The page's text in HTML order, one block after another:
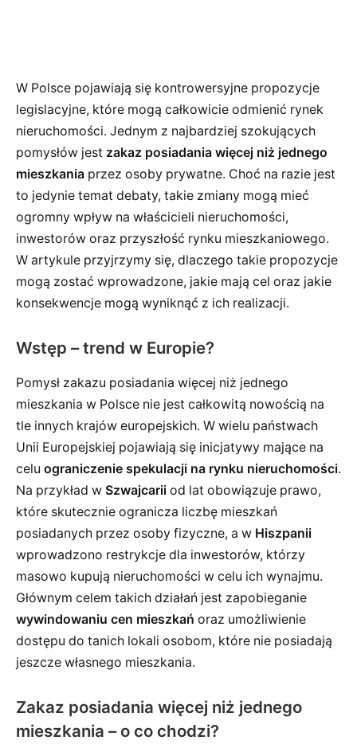
W Polsce pojawiają się kontrowersyjne propozycje
legislacyjne, które mogą całkowicie odmienić rynek
nieruchomości. Jednym z najbardziej szokujących
pomysłów jest zakaz posiadania więcej niż jednego
mieszkania przez osoby prywatne. Choć na razie jest
to jedynie temat debaty, takie zmiany mogą mieć
ogromny wpływ na właścicieli nieruchomości,
inwestorów oraz przyszłość rynku mieszkaniowego.
W artykule przyjrzymy się, dlaczego takie propozycje
mogą zostać wprowadzone, jakie mają cel oraz jakie
konsekwencje mogą wyniknąć z ich realizacji.
Wstęp – trend w Europie?
Pomysł zakazu posiadania więcej niż jednego
mieszkania w Polsce nie jest całkowitą nowością na
tle innych krajów europejskich. W wielu państwach
Unii Europejskiej pojawiają się inicjatywy mające na
celu ograniczenie spekulacji na rynku nieruchomości.
Na przykład w Szwajcarii od lat obowiązuje prawo,
które skutecznie ogranicza liczbę mieszkań
posiadanych przez osoby fizyczne, a w Hiszpanii
wprowadzono restrykcje dla inwestorów, którzy
masowo kupują nieruchomości w celu ich wynajmu.
Głównym celem takich działań jest zapobieganie
wywindowaniu cen mieszkań oraz umożliwienie
dostępu do tanich lokali osobom, które nie posiadają
jeszcze własnego mieszkania.
Zakaz posiadania więcej niż jednego
mieszkania – o co chodzi?